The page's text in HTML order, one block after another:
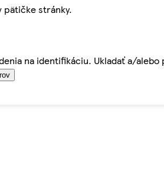
pätičke stránky.
na identifikáciu. Ukladať a/